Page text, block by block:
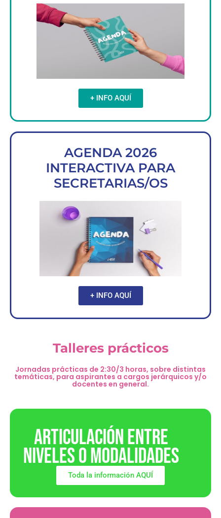
+ INFO AQUÍ
AGENDA 2026
INTERACTIVA PARA
SECRETARIAS/OS
+ INFO AQUÍ
Talleres prácticos
Jornadas prácticas de 2:30/3 horas, sobre distintas
temáticas, para aspirantes a cargos jerárquicos y/o
docentes en general.
ARTICULACIÓN ENTRE
NIVELES O MODALIDADES
Toda la información AQUÍ